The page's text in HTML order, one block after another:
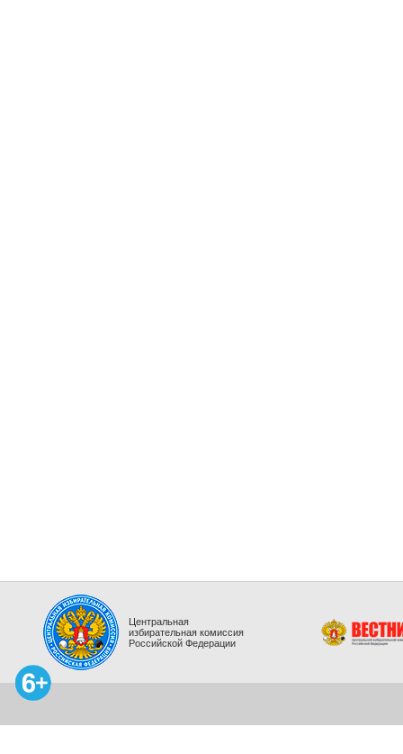
Центральная
избирательная комиссия
Российской Федерации